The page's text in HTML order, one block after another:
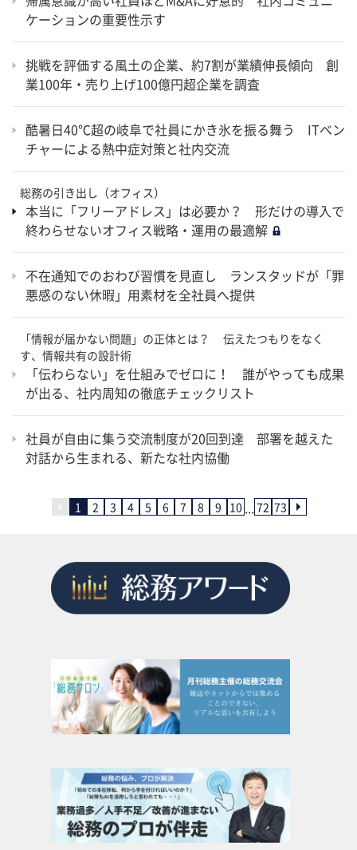
ケーションの重要性示す
挑戦を評価する風土の企業、約7割が業績伸長傾向 創
業100年・売り上げ100億円超企業を調査
酷暑日40℃超の岐阜で社員にかき氷を振る舞う ITベン
チャーによる熱中症対策と社内交流
総務の引き出し（オフィス）
本当に「フリーアドレス」は必要か？ 形だけの導入で
終わらせないオフィス戦略・運用の最適解
不在通知でのおわび習慣を見直し ランスタッドが「罪
悪感のない休暇」用素材を全社員へ提供
「情報が届かない問題」の正体とは？ 伝えたつもりをなく
す、情報共有の設計術
「伝わらない」を仕組みでゼロに！ 誰がやっても成果
が出る、社内周知の徹底チェックリスト
社員が自由に集う交流制度が20回到達 部署を越えた
対話から生まれる、新たな社内協働
1 2 3 4 5 6 7 8 9 10 ...72 73